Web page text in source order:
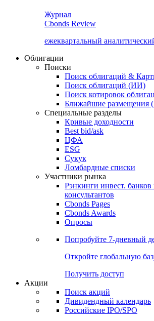
Журнал
Cbonds Review
ежеквартальный
Облигации
Поиски
Поиск облигаций &
Поиск облигаций (ИИ)
Поиск котировок
Ближайшие размещения
Специальные разделы
Кривые доходности
Best bid/ask
ЦФА
ESG
Сукук
Ломбардные списки
Участники рынка
Рэнкинги инвест.
консультантов
Cbonds Pages
Cbonds Awards
Опросы
Попробуйте 7-дневный
Откройте глобальную
Получить доступ
Акции
Поиск акций
Дивидендный календарь
Российские IPO/SPO